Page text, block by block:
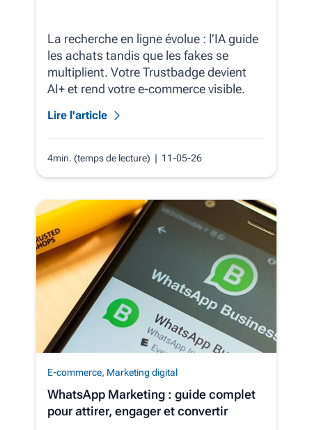
La recherche en ligne évolue : l’IA guide
les achats tandis que les fakes se
multiplient. Votre Trustbadge devient
AI+ et rend votre e‑commerce visible.
Lire l'article
4min. (temps de lecture) | 11-05-26
E-commerce, Marketing digital
WhatsApp Marketing : guide complet
pour attirer, engager et convertir